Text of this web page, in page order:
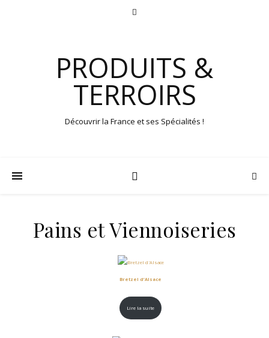
PRODUITS &
TERROIRS
Découvrir la France et ses Spécialités !
Pains et Viennoiseries
Bretzel d’Alsace
Lire la suite